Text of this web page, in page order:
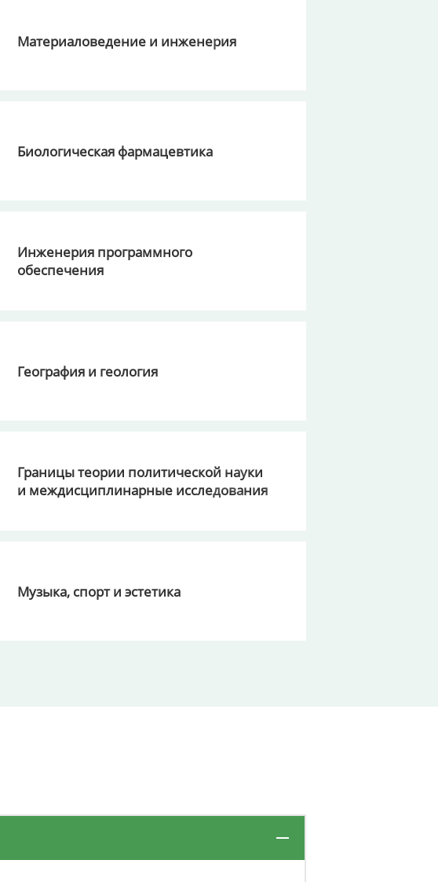
Материаловедение и инженерия
Биологическая фармацевтика
Инженерия программного
обеспечения
География и геология
Границы теории политической науки
и междисциплинарные исследования
Музыка, спорт и эстетика